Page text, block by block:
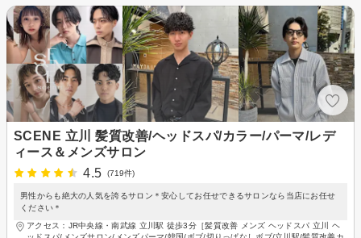
SCENE 立川 髪質改善/ヘッドスパ/カラー/パーマ/レデ
ィース＆メンズサロン
4.5
(719件)
男性からも絶大の人気を誇るサロン＊安心してお任せできるサロンなら当店にお任せ
ください＊
アクセス：JR中央線・南武線 立川駅 徒歩3分［髪質改善 メンズ ヘッドスパ 立川 ヘ